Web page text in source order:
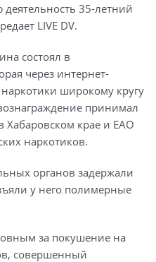
деятельность 35-летний
LIVE DV.
состоял в
через интернет-
широкому кругу
принимал
Хабаровском крае и ЕАО
наркотиков.
органов задержали
у него полимерные
за покушение на
совершенный